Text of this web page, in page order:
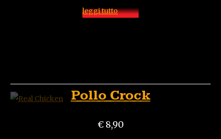
leggi tutto
Pollo Crock
€ 8,90